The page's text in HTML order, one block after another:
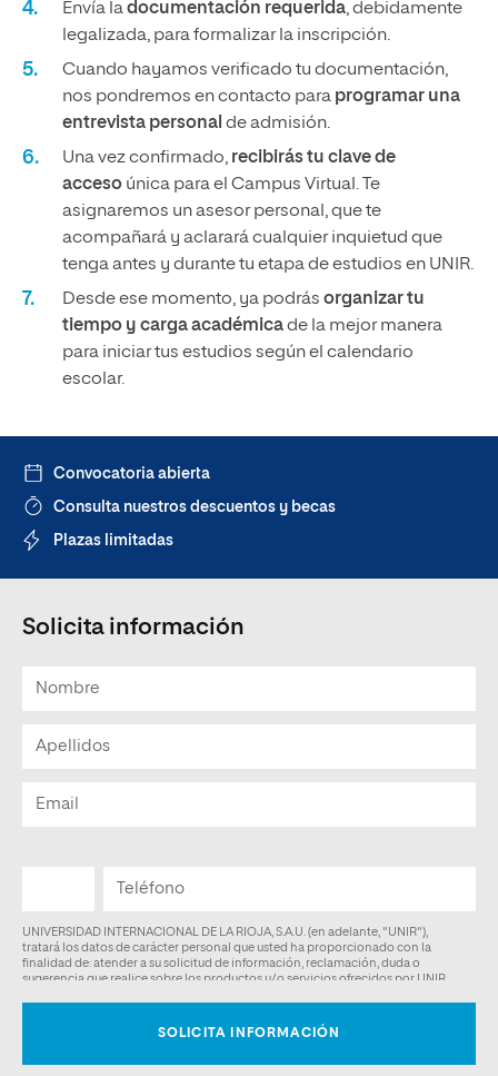
Envía ladocumentación requerida, debidamente
legalizada, para formalizar la inscripción.
Cuando hayamos verificado tu documentación,
nos pondremos en contacto para programar una
entrevista personal de admisión.
Una vez confirmado, recibirás tu clave de
acceso única para el Campus Virtual. Te
asignaremos un asesor personal, que te
acompañará y aclarará cualquier inquietud que
tenga antes y durante tu etapa de estudios en UNIR.
Desde ese momento, ya podrás organizar tu
tiempo y carga académicade la mejor manera
para iniciar tus estudios según el calendario
escolar.
Convocatoria abierta
Consulta nuestros descuentos y becas
Plazas limitadas
Solicita información